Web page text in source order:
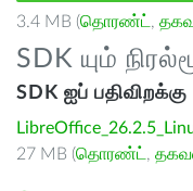
3.4 MB (தொரண்ட் ,
SDK யும்
SDK ஐப் பதிவிறக்கு
27 MB (தொரண்ட் ,